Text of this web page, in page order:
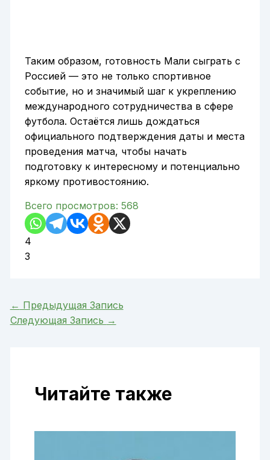
Таким образом, готовность Мали сыграть с
Россией — это не только спортивное
событие, но и значимый шаг к укреплению
международного сотрудничества в сфере
футбола. Остаётся лишь дождаться
официального подтверждения даты и места
проведения матча, чтобы начать
подготовку к интересному и потенциально
яркому противостоянию.
Всего просмотров: 568
4
3
← Предыдущая Запись
Следующая Запись →
Читайте также